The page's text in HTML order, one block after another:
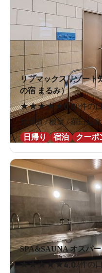
リブマックスリゾート
の宿 まるみ）
★★★★★0.00件の
北海道 / 根室 / 羅臼温
日帰り
宿泊 クーポ
SPA&SAUNA オスパー
★★★★★4.02件の